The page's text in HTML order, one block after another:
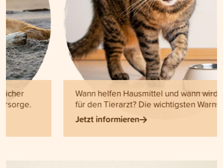
Wann helfen Hausmittel und wann wird es Zeit
für den Tierarzt? Die wichtigsten Warnsignale.
Jetzt informieren